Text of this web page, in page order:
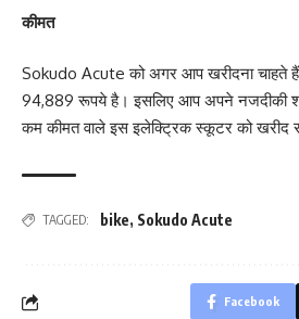
कीमत
Sokudo Acute को अगर आप खरीदना चाहते
94,889 रूपये है। इसलिए आप अपने नजदीकी
कम कीमत वाले इस इलेक्ट्रिक स्कूटर को खरीद
TAGGED: bike, Sokudo Acute
Facebook